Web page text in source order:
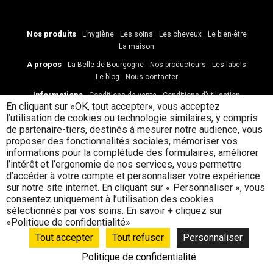
Nos produits L’hygiène Les soins Les cheveux
Le bien-être
La maison
A propos La Belle de Bourgogne Nos producteurs
Les labels
Le blog
Nous contacter
Informations Conditions de vente
Conditions d’utilisation
Données personnelles et cookies
Paiement et livraison
Formulaire de rétractation
Nous contacter Carine et Franck
carine@la-belle-de-bourgogne.fr Tél.06 07 44 09 98
© Rouge Cerise
En cliquant sur «OK, tout accepter», vous acceptez
l’utilisation de cookies ou technologie similaires, y compris
de partenaire-tiers, destinés à mesurer notre audience, vous
proposer des fonctionnalités sociales, mémoriser vos
informations pour la complétude des formulaires, améliorer
l’intérêt et l’ergonomie de nos services, vous permettre
d’accéder à votre compte et personnaliser votre expérience
sur notre site internet. En cliquant sur « Personnaliser », vous
consentez uniquement à l’utilisation des cookies
sélectionnés par vos soins. En savoir + cliquez sur
«Politique de confidentialité»
Tout accepter
Tout refuser
Personnaliser
Politique de confidentialité